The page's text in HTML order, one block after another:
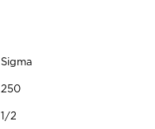
Sigma
250
1/2